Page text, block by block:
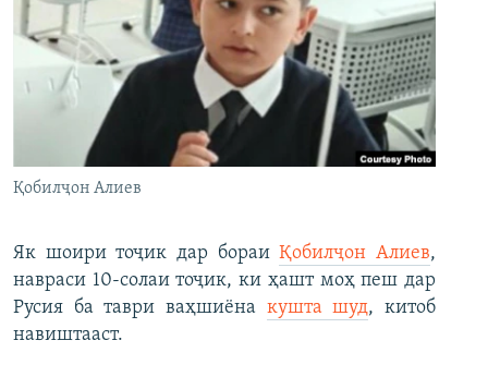
Қобилҷон Алиев
Як шоири тоҷик дар бораиҚобилҷон Алиев,
навраси 10-солаи тоҷик, ки ҳашт моҳ пеш дар
Русия ба таври ваҳшиёна кушта шуд, китоб
навиштааст.